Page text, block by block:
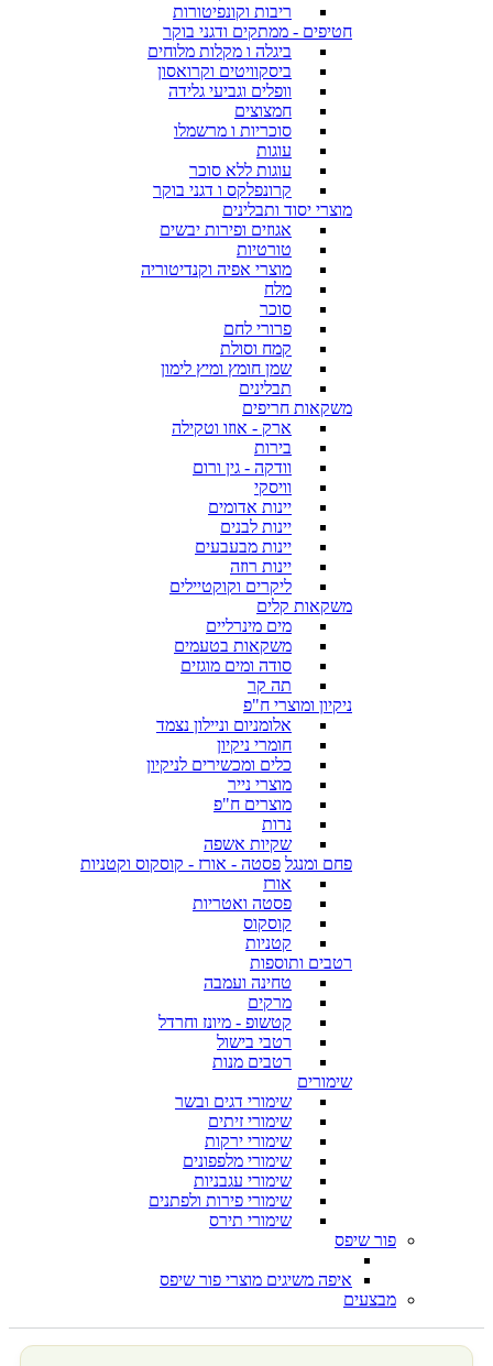
ריבות וקונפיטורות
חטיפים - ממתקים ודגני בוקר
ביגלה ו מקלות מלוחים
ביסקוויטים וקרואסון
וופלים וגביעי גלידה
חמצוצים
סוכריות ו מרשמלו
עוגות
עוגות ללא סוכר
קרונפלקס ו דגני בוקר
מוצרי יסוד ותבלינים
אגוזים ופירות יבשים
טורטיות
מוצרי אפיה וקנדיטוריה
מלח
סוכר
פרורי לחם
קמח וסולת
שמן חומץ ומיץ לימון
תבלינים
משקאות חריפים
ארק - אוזו וטקילה
בירות
וודקה - גין ורום
וויסקי
יינות אדומים
יינות לבנים
יינות מבעבעים
יינות רוזה
ליקרים וקוקטיילים
משקאות קלים
מים מינרליים
משקאות בטעמים
סודה ומים מוגזים
תה קר
ניקיון ומוצרי ח"פ
אלומניום וניילון נצמד
חומרי ניקיון
כלים ומכשירים לניקיון
מוצרי נייר
מוצרים ח"פ
נרות
שקיות אשפה
פחם ומנגל פסטה - אורז - קוסקוס וקטניות
אורז
פסטה ואטריות
קוסקוס
קטניות
רטבים ותוספות
טחינה ועמבה
מרקים
קטשופ - מיונז וחרדל
רטבי בישול
רטבים מנות
שימורים
שימורי דגים ובשר
שימורי זיתים
שימורי ירקות
שימורי מלפפונים
שימורי עגבניות
שימורי פירות ולפתנים
שימורי תירס
פור שיפס
איפה משיגים מוצרי פור שיפס
מבצעים